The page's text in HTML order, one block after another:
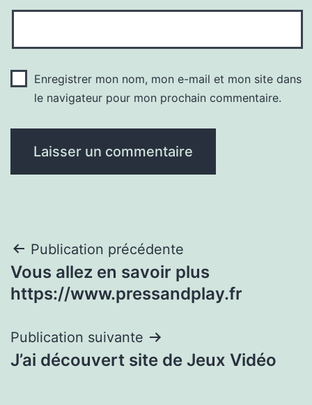
Enregistrer mon nom, mon e-mail et mon site dans
le navigateur pour mon prochain commentaire.
Navigation
de
Publication précédente
Vous allez en savoir plus
https://www.pressandplay.fr
Publication suivante
J’ai découvert site de Jeux Vidéo